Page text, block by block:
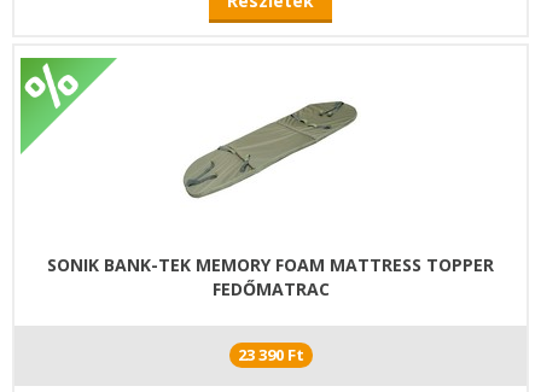
SONIK BANK-TEK MEMORY FOAM MATTRESS TOPPER
FEDŐMATRAC
23 390 Ft